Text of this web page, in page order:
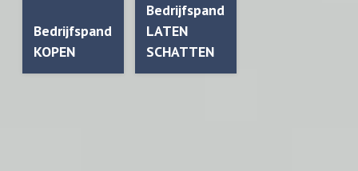
Bedrijfspand
KOPEN
Bedrijfspand
LATEN
SCHATTEN